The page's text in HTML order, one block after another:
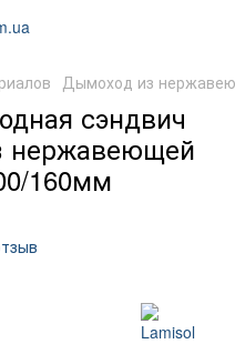
Дымоход из
сэндвич
нержавеющей
160мм